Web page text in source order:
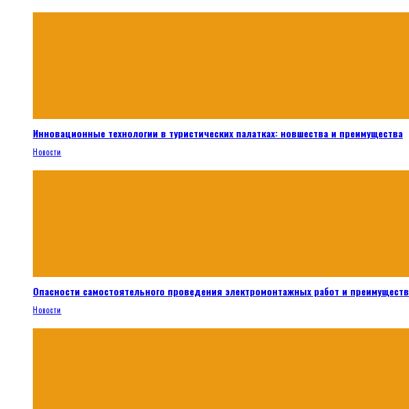
Инновационные технологии в туристических палатках: новшества и преимущества
Новости
Опасности самостоятельного проведения электромонтажных работ и
Новости